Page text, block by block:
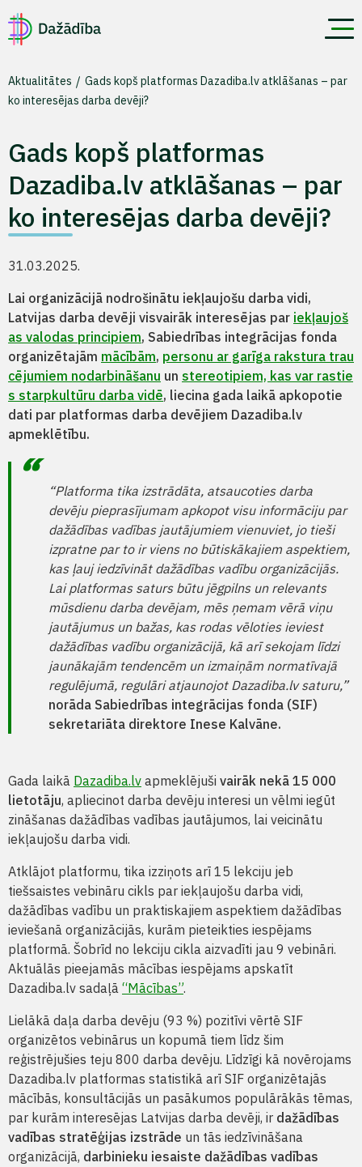
Aktualitātes
Gads kopš platformas Dazadiba.lv atklāšanas – par
ko interesējas darba devēji?
Gads kopš platformas
Dazadiba.lv atklāšanas – par
ko interesējas darba devēji?
31.03.2025.
Lai organizācijā nodrošinātu iekļaujošu darba vidi,
Latvijas darba devēji visvairāk interesējas par iekļaujoš
as valodas principiem, Sabiedrības integrācijas fonda
organizētajām mācībām, personu ar garīga rakstura trau
cējumiem nodarbināšanu un stereotipiem, kas var rastie
s starpkultūru darba vidē, liecina gada laikā apkopotie
dati par platformas darba devējiem Dazadiba.lv
apmeklētību.
“Platforma tika izstrādāta, atsaucoties darba
devēju pieprasījumam apkopot visu informāciju par
dažādības vadības jautājumiem vienuviet, jo tieši
izpratne par to ir viens no būtiskākajiem aspektiem,
kas ļauj iedzīvināt dažādības vadību organizācijās.
Lai platformas saturs būtu jēgpilns un relevants
mūsdienu darba devējam, mēs ņemam vērā viņu
jautājumus un bažas, kas rodas vēloties ieviest
dažādības vadību organizācijā, kā arī sekojam līdzi
jaunākajām tendencēm un izmaiņām normatīvajā
regulējumā, regulāri atjaunojot Dazadiba.lv saturu,”
norāda Sabiedrības integrācijas fonda (SIF)
sekretariāta direktore Inese Kalvāne.
Gada laikā Dazadiba.lv apmeklējuši vairāk nekā 15 000
lietotāju, apliecinot darba devēju interesi un vēlmi iegūt
zināšanas dažādības vadības jautājumos, lai veicinātu
iekļaujošu darba vidi.
Atklājot platformu, tika izziņots arī 15 lekciju jeb
tiešsaistes vebināru cikls par iekļaujošu darba vidi,
dažādības vadību un praktiskajiem aspektiem dažādības
ieviešanā organizācijās, kurām pieteikties iespējams
platformā. Šobrīd no lekciju cikla aizvadīti jau 9 vebināri.
Aktuālās pieejamās mācības iespējams apskatīt
Dazadiba.lv sadaļā “Mācības”.
Lielākā daļa darba devēju (93 %) pozitīvi vērtē SIF
organizētos vebinārus un kopumā tiem līdz šim
reģistrējušies teju 800 darba devēju. Līdzīgi kā novērojams
Dazadiba.lv platformas statistikā arī SIF organizētajās
mācībās, konsultācijās un pasākumos populārākās tēmas,
par kurām interesējas Latvijas darba devēji, ir dažādības
vadības stratēģijas izstrāde un tās iedzīvināšana
organizācijā, darbinieku iesaiste dažādības vadības